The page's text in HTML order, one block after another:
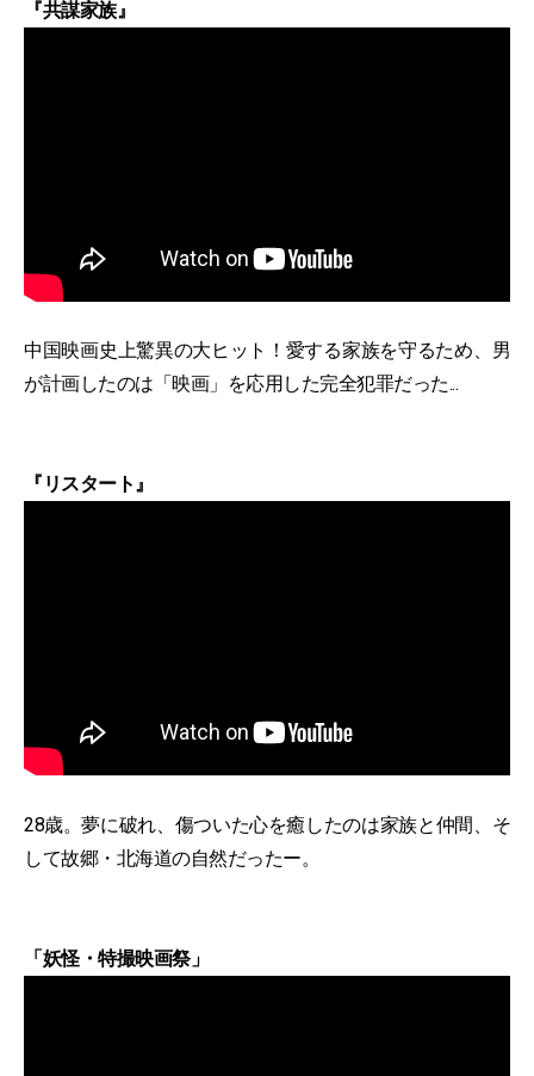
『共謀家族』
中国映画史上驚異の大ヒット！愛する家族を守るため、男
が計画したのは「映画」を応用した完全犯罪だった...
『リスタート』
28歳。夢に破れ、傷ついた心を癒したのは家族と仲間、そ
して故郷・北海道の自然だったー。
「妖怪・特撮映画祭」